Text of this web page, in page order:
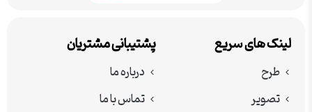
لینک های سریع
طرح
تصویر
پشتیبانی مشتریان
درباره ما
تماس با ما